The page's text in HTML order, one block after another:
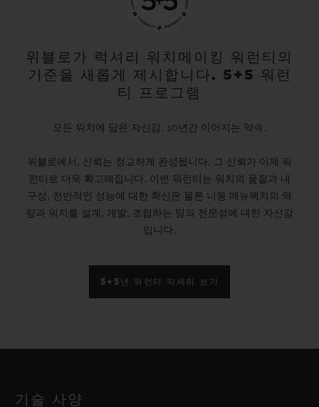
위블로가 럭셔리 워치메이킹 워런티의
기준을 새롭게 제시합니다. 5+5 워런
티 프로그램
모든 워치에 담은 자신감. 10년간 이어지는 약속.
위블로에서, 신뢰는 정교하게 완성됩니다. 그 신뢰가 이제 워
런티로 더욱 확고해집니다. 이번 워런티는 워치의 품질과 내
구성, 전반적인 성능에 대한 확신은 물론 니옹 매뉴팩처의 역
량과 워치를 설계, 개발, 조립하는 팀의 전문성에 대한 자신감
입니다.
5+5년 워런티 자세히 보기
기술 사양